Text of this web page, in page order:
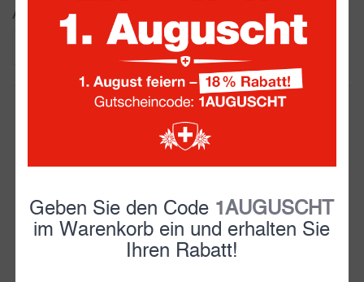
Auswahl eingrenzen:
Jahr
KABE OF-Vordruckblätter Deutschland,
Lokalpost 1945-1946
331186
294.90Fr.
inkl. MwSt.
auf Lager, Lieferung in 4-8 Werktagen
Geben Sie den Code 1AUGUSCHT
im Warenkorb ein und erhalten Sie
Ihren Rabatt!